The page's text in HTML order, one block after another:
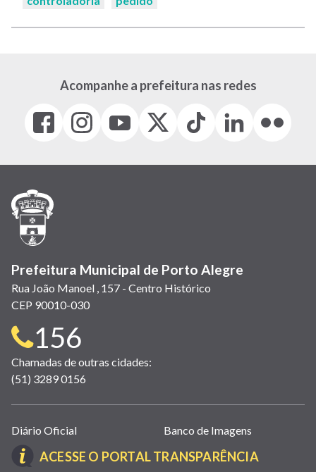
Acompanhe a prefeitura nas redes
Facebook
(link
em
janela)
Instagram
(link
em
(link
em
(Antigo
(link
Tiktok
(link
em
LinkedIn
(link
em
(link
em
Prefeitura Municipal de Porto Alegre
Rua João Manoel , 157 - Centro Histórico
CEP 90010-030
Telefone
para
contato:
156
Chamadas de outras cidades:
(51) 3289 0156
Links
úteis
(abrem
Diário Oficial Banco de Imagens
ACESSE O PORTAL TRANSPARÊNCIA(LINK